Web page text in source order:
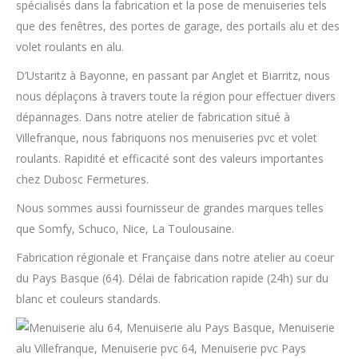
spécialisés dans la fabrication et la pose de menuiseries tels
que des fenêtres, des portes de garage, des portails alu et des
volet roulants en alu.
D’Ustaritz à Bayonne, en passant par Anglet et Biarritz, nous
nous déplaçons à travers toute la région pour effectuer divers
dépannages. Dans notre atelier de fabrication situé à
Villefranque, nous fabriquons nos menuiseries pvc et volet
roulants. Rapidité et efficacité sont des valeurs importantes
chez Dubosc Fermetures.
Nous sommes aussi fournisseur de grandes marques telles
que Somfy, Schuco, Nice, La Toulousaine.
Fabrication régionale et Française dans notre atelier au coeur
du Pays Basque (64). Délai de fabrication rapide (24h) sur du
blanc et couleurs standards.